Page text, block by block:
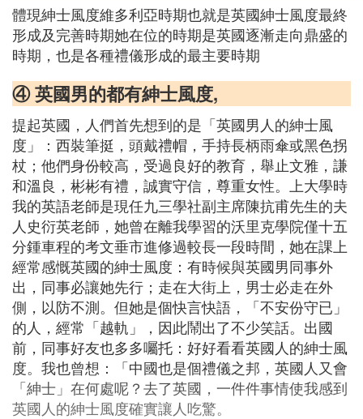
體現紳士風度維多利亞時期也就是英國紳士風度最終
形成及完善時期她在位的時期是英國逐漸走向鼎盛的
時期，也是各種禮儀形成的最主要時期
④ 英國男的都有紳士風度,
提起英國，人們首先想到的是「英國男人的紳士風
度」：西裝筆挺，頭戴禮帽，手持長柄雨傘或黑色拐
杖；他們身份較高，受過良好的教育，舉止文雅，謙
和溫良，彬彬有禮，誠實守信，尊重女性。上大學時
我的英語老師是現任九三學社副主席陳抗甫先生的夫
人史衍英老師，她曾在離我學習的沃里克學院僅十五
分鍾車程的考文垂市進修過較長一段時間，她在課上
經常感慨英國的紳士風度：有時候與英國男同事外
出，同事必讓她先行；走在大街上，男士必走在外
側，以防不測。但她是個快言快語，「不安份守已」
的人，經常「越軌」，因此鬧出了不少笑話。出國
前，同事好友也多多囑托：好好看看英國人的紳士風
度。我也曾想：「中國也是個禮儀之邦，英國人又會
「紳士」在何處呢？去了英國，一件件事情使我感到
英國人的紳士風度確實讓人吃驚。